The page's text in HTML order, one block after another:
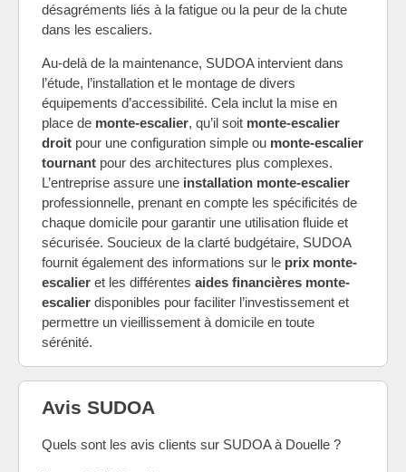
désagréments liés à la fatigue ou la peur de la chute
dans les escaliers.
Au-delà de la maintenance, SUDOA intervient dans
l’étude, l’installation et le montage de divers
équipements d’accessibilité. Cela inclut la mise en
place de monte-escalier, qu’il soit monte-escalier
droit pour une configuration simple ou monte-escalier
tournant pour des architectures plus complexes.
L’entreprise assure une installation monte-escalier
professionnelle, prenant en compte les spécificités de
chaque domicile pour garantir une utilisation fluide et
sécurisée. Soucieux de la clarté budgétaire, SUDOA
fournit également des informations sur le prix monte-
escalier et les différentes aides financières monte-
escalier disponibles pour faciliter l’investissement et
permettre un vieillissement à domicile en toute
sérénité.
Avis SUDOA
Quels sont les avis clients sur SUDOA à Douelle ?